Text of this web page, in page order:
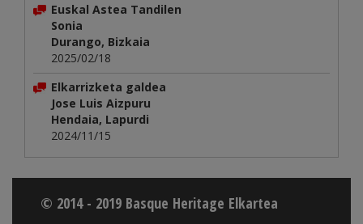
Euskal Astea Tandilen
Sonia
Durango, Bizkaia
2025/02/18
Elkarrizketa galdea
Jose Luis Aizpuru
Hendaia, Lapurdi
2024/11/15
© 2014 - 2019 Basque Heritage Elkartea